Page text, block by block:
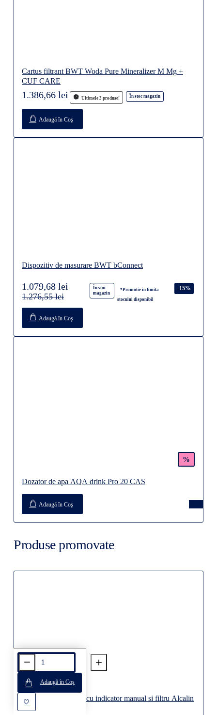
Adaugă în Coş
Cartus filtrant BWT Woda Pure Mineralizer M Mg +
CUF CARE
Ultimele 3 produse! În stoc magazin
1.386,66 lei
Adaugă în Coş
Dispozitiv de masurare BWT bConnect
În stoc
magazin
*Promotie in limita
stocului disponibil
-15%
1.079,68 lei
1.276,55 lei
Adaugă în Coş
%
Dozator de apa AQA drink Pro 20 CAS
Adaugă în Coş
Produse promovate
Cana Vida alba 2.6 l cu indicator manual si filtru Alcalin